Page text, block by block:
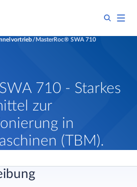
MasterRoc® SWA 710
710 - Starkes
zur
in
(TBM).